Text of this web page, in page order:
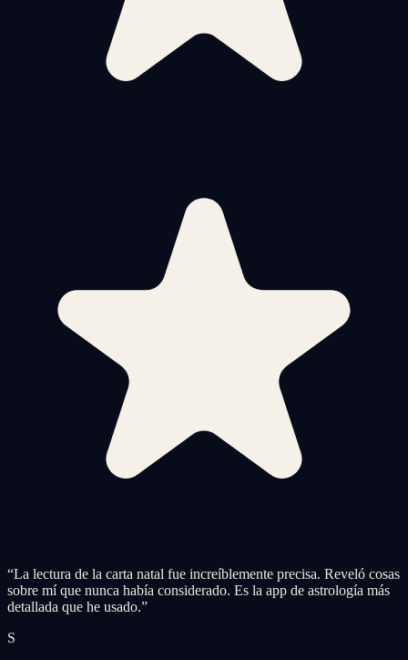
“La lectura de la carta natal fue increíblemente precisa. Reveló cosas
sobre mí que nunca había considerado. Es la app de astrología más
detallada que he usado.”
S